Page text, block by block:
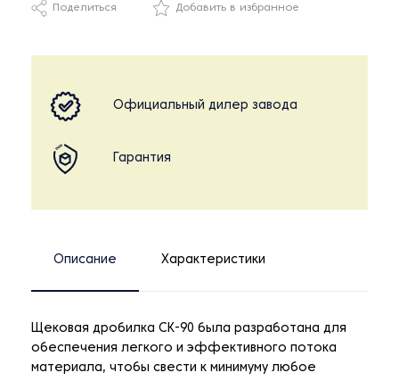
Поделиться Добавить в избранное
Официальный дилер завода
Гарантия
Описание Характеристики
Щековая дробилка CK-90 была разработана для
обеспечения легкого и эффективного потока
материала, чтобы свести к минимуму любое